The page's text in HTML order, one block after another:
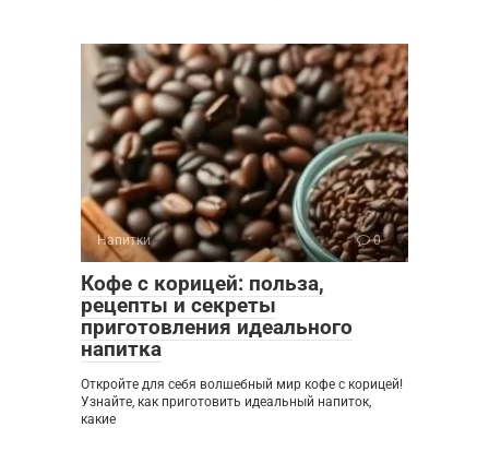
Напитки 0
Кофе с корицей: польза,
рецепты и секреты
приготовления идеального
напитка
Откройте для себя волшебный мир кофе с корицей!
Узнайте, как приготовить идеальный напиток,
какие